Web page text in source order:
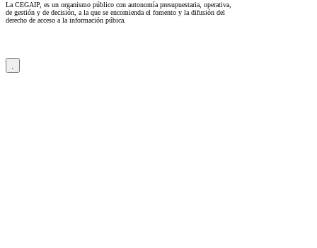
La CEGAIP, es un organismo público con autonomía presupuestaria, operativa,
de gestión y de decisión, a la que se encomienda el fomento y la difusión del
derecho de acceso a la información púbica.